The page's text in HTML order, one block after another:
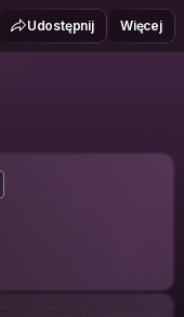
Udostępnij Więcej